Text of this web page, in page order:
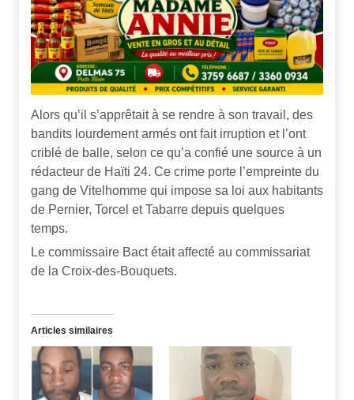
Alors qu’il s’apprêtait à se rendre à son travail, des
bandits lourdement armés ont fait irruption et l’ont
criblé de balle, selon ce qu’a confié une source à un
rédacteur de Haïti 24. Ce crime porte l’empreinte du
gang de Vitelhomme qui impose sa loi aux habitants
de Pernier, Torcel et Tabarre depuis quelques
temps.
Le commissaire Bact était affecté au commissariat
de la Croix-des-Bouquets.
Articles similaires